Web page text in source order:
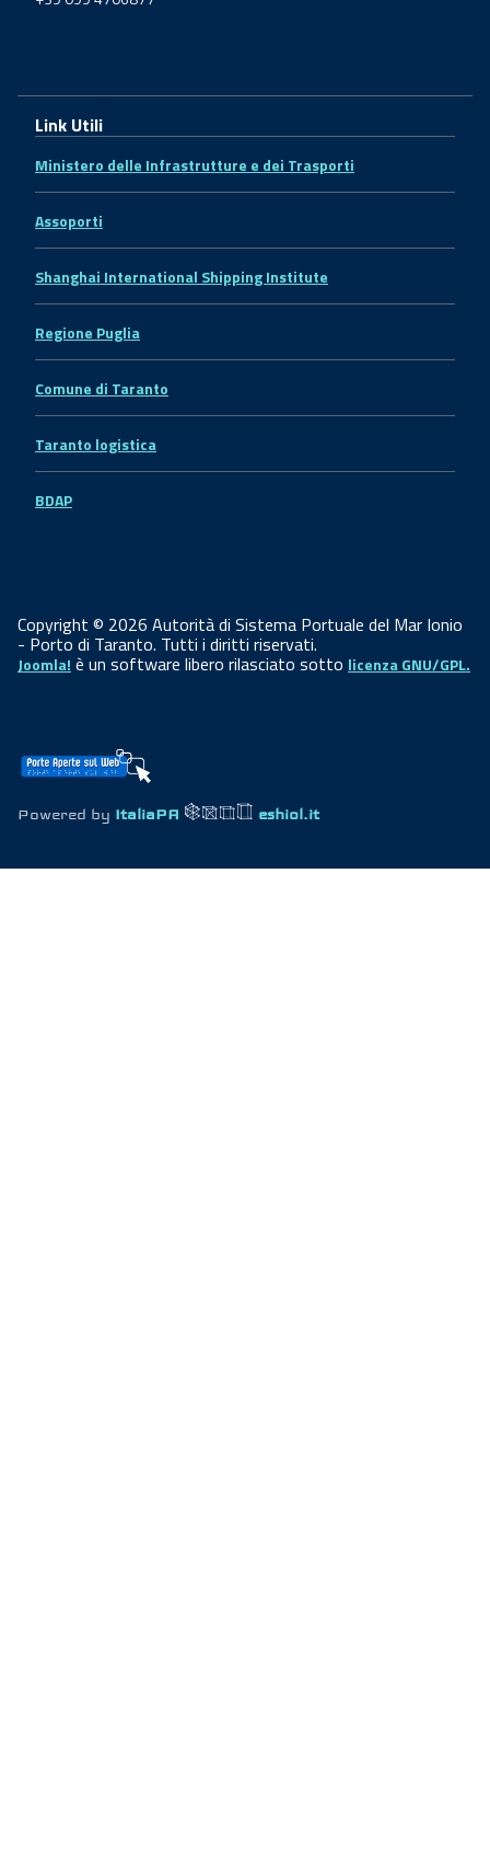
Link Utili
Ministero delle Infrastrutture e dei Trasporti
Assoporti
Shanghai International Shipping Institute
Regione Puglia
Comune di Taranto
Taranto logistica
BDAP
Copyright © 2026 Autorità di Sistema Portuale del Mar Ionio
- Porto di Taranto. Tutti i diritti riservati.
Joomla! è un software libero rilasciato sotto licenza GNU/GPL.
Powered by ItaliaPA eshiol.it